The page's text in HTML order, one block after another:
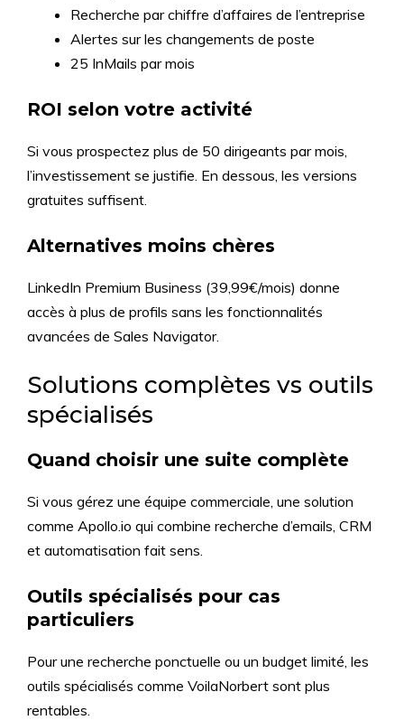
Recherche par chiffre d’affaires de l’entreprise
Alertes sur les changements de poste
25 InMails par mois
ROI selon votre activité
Si vous prospectez plus de 50 dirigeants par mois,
l’investissement se justifie. En dessous, les versions
gratuites suffisent.
Alternatives moins chères
LinkedIn Premium Business (39,99€/mois) donne
accès à plus de profils sans les fonctionnalités
avancées de Sales Navigator.
Solutions complètes vs outils
spécialisés
Quand choisir une suite complète
Si vous gérez une équipe commerciale, une solution
comme Apollo.io qui combine recherche d’emails, CRM
et automatisation fait sens.
Outils spécialisés pour cas
particuliers
Pour une recherche ponctuelle ou un budget limité, les
outils spécialisés comme VoilaNorbert sont plus
rentables.